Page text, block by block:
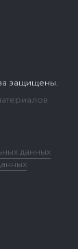
защищены.
данных